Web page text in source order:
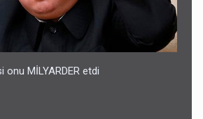
onu MİLYARDER etdi